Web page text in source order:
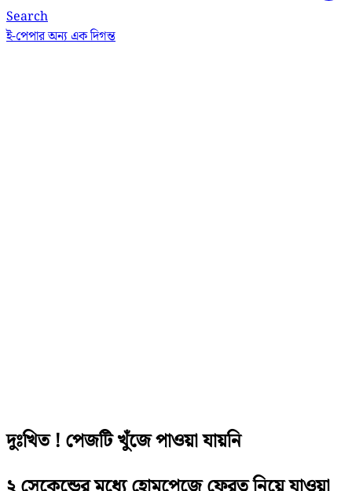
Search
ই-পেপারঅন্য এক দিগন্ত
দুঃখিত ! পেজটি খুঁজে পাওয়া যায়নি